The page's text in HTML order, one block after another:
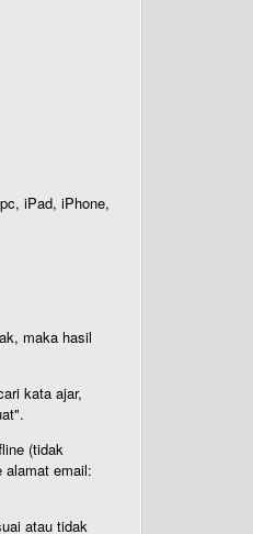
iPad, iPhone,
maka hasil
kata ajar,
(tidak
alamat email:
atau tidak